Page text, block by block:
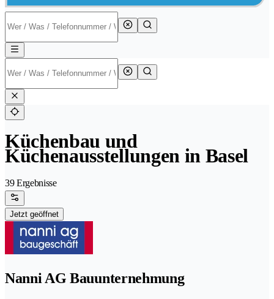
Küchenbau und
Küchenausstellungen in Basel
39 Ergebnisse
Jetzt geöffnet
Nanni AG Bauunternehmung